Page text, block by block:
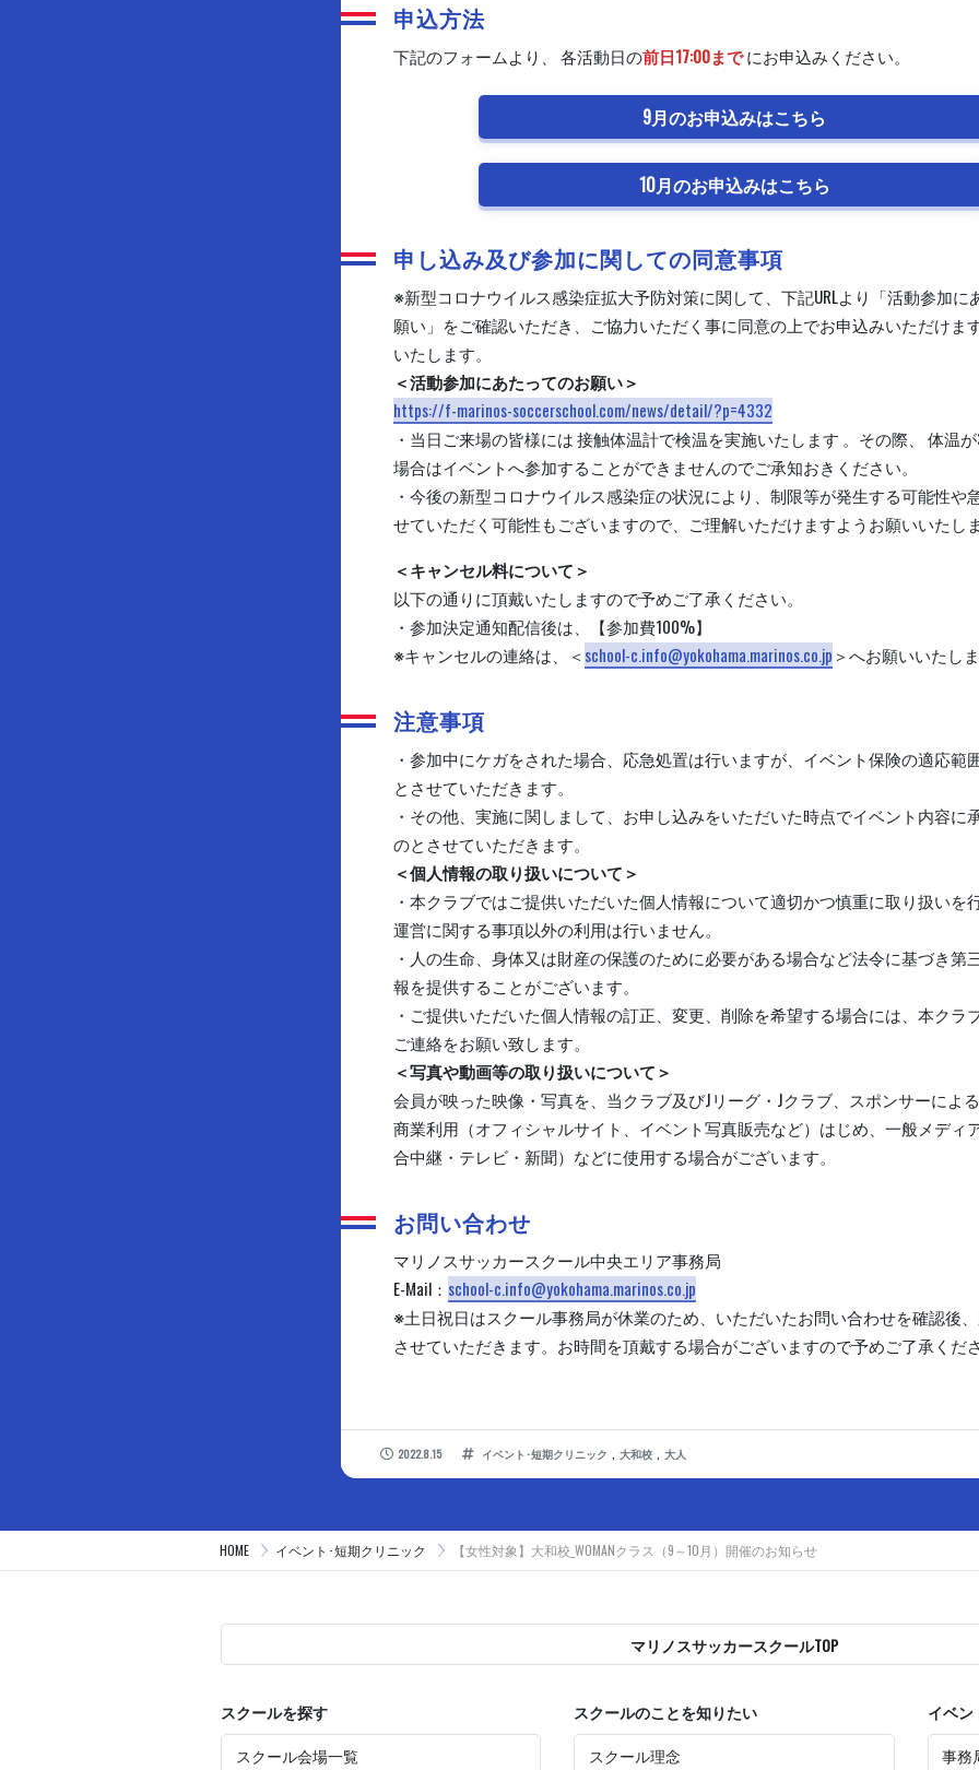
申込方法
下記のフォームより、 各活動日の前日17:00までにお申込みください。
9月のお申込みはこちら
10月のお申込みはこちら
申し込み及び参加に関しての同意事項
※新型コロナウイルス感染症拡大予防対策に関して、下記URLより「活動参加に
願い」をご確認いただき、ご協力いただく事に同意の上でお申込みいただけま
いたします。
＜活動参加にあたってのお願い＞
https://f-marinos-soccerschool.com/news/detail/?p=4332
・当日ご来場の皆様には 接触体温計で検温を実施いたします 。その際、 体温
場合はイベントへ参加することができませんのでご承知おきください。
・今後の新型コロナウイルス感染症の状況により、制限等が発生する可能性や
せていただく可能性もございますので、ご理解いただけますようお願いいたしま
＜キャンセル料について＞
以下の通りに頂戴いたしますので予めご了承ください。
・参加決定通知配信後は、【参加費100%】
※キャンセルの連絡は、＜school-c.info@yokohama.marinos.co.jp＞へお願いいたしま
注意事項
・参加中にケガをされた場合、応急処置は行いますが、イベント保険の適応範
とさせていただきます。
・その他、実施に関しまして、お申し込みをいただいた時点でイベント内容に
のとさせていただきます。
＜個人情報の取り扱いについて＞
・本クラブではご提供いただいた個人情報について適切かつ慎重に取り扱いを
運営に関する事項以外の利用は行いません。
・人の生命、身体又は財産の保護のために必要がある場合など法令に基づき第
報を提供することがございます。
・ご提供いただいた個人情報の訂正、変更、削除を希望する場合には、本クラ
ご連絡をお願い致します。
＜写真や動画等の取り扱いについて＞
会員が映った映像・写真を、当クラブ及びJリーグ・Jクラブ、スポンサーによ
商業利用（オフィシャルサイト、イベント写真販売など）はじめ、一般メディ
合中継・テレビ・新聞）などに使用する場合がございます。
お問い合わせ
マリノスサッカースクール中央エリア事務局
E-Mail： school-c.info@yokohama.marinos.co.jp
※土日祝日はスクール事務局が休業のため、いただいたお問い合わせを確認後
させていただきます。お時間を頂戴する場合がございますので予めご了承くださ
2022.8.15 イベント･短期クリニック 大和校 大人
HOME イベント･短期クリニック 【女性対象】大和校_WOMANクラス（9～10月）開催のお知らせ
マリノスサッカースクールTOP
スクールを探す
スクール会場一覧
スクールのことを知りたい
スクール理念
イベン
事務